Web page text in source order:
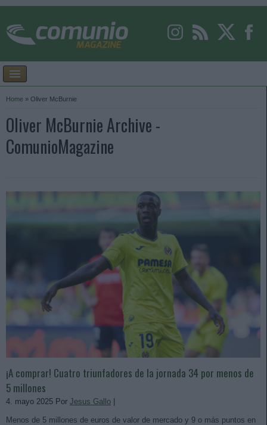
Home » Oliver McBurnie
Oliver McBurnie Archive -
ComunioMagazine
¡A comprar! Cuatro triunfadores de la jornada 34 por menos de
5 millones
4. mayo 2025 Por Jesus Gallo
Menos de 5 millones de euros de valor de mercado y 9 o más puntos en